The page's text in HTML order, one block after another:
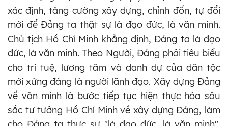
xác định, tăng cường xây dựng, chỉnh đốn, tự đổi
mới để Đảng ta thật sự là đạo đức, là văn minh.
Chủ tịch Hồ Chí Minh khẳng định, Đảng ta là đạo
đức, là văn minh. Theo Người, Đảng phải tiêu biểu
cho trí tuệ, lương tâm và danh dự của dân tộc
mới xứng đáng là người lãnh đạo. Xây dựng Đảng
về văn minh là bước tiếp tục hiện thực hóa sâu
sắc tư tưởng Hồ Chí Minh về xây dựng Đảng, làm